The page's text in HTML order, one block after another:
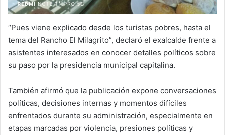
“Pues viene explicado desde los turistas pobres, hasta el
tema del Rancho El Milagrito”, declaró el exalcalde frente a
asistentes interesados en conocer detalles políticos sobre
su paso por la presidencia municipal capitalina.
También afirmó que la publicación expone conversaciones
políticas, decisiones internas y momentos difíciles
enfrentados durante su administración, especialmente en
etapas marcadas por violencia, presiones políticas y